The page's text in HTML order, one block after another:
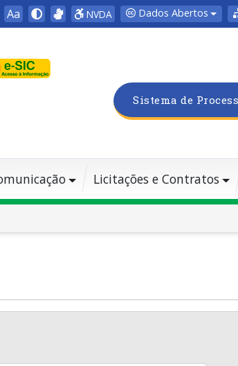
Aa NVDA Dados Abertos
Sistema de
Licitações e Contratos